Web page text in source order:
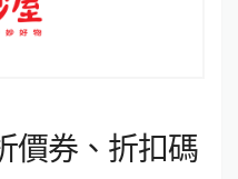
價券、折扣碼